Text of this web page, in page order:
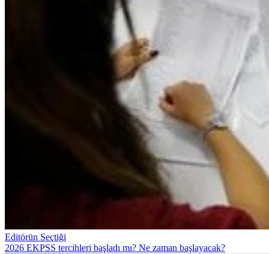
Editörün Seçtiği
2026 EKPSS tercihleri başladı mı? Ne zaman başlayacak?